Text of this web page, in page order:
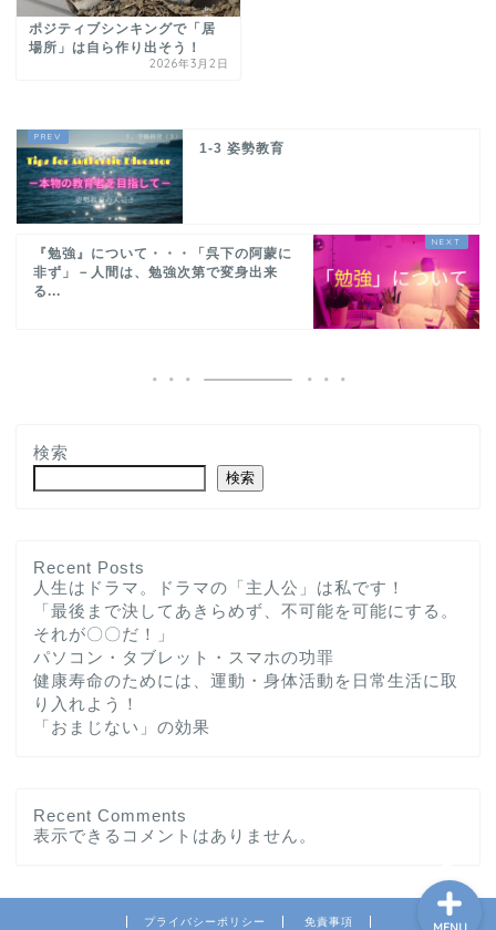
ポジティブシンキングで「居
場所」は自ら作り出そう！
2026年3月2日
1-3 姿勢教育
『勉強』について・・・「呉下の阿蒙に
非ず」－人間は、勉強次第で変身出来
る...
検索
検索
Recent Posts
人生はドラマ。ドラマの「主人公」は私です！
「最後まで決してあきらめず、不可能を可能にする。
それが〇〇だ！」
パソコン・タブレット・スマホの功罪
健康寿命のためには、運動・身体活動を日常生活に取
り入れよう！
「おまじない」の効果
Recent Comments
表示できるコメントはありません。
プライバシーポリシー 免責事項
ホーム
プロフィール